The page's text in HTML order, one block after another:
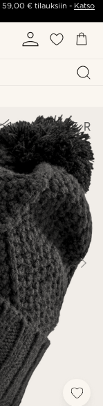
59,00 €tilauksiin - Katso